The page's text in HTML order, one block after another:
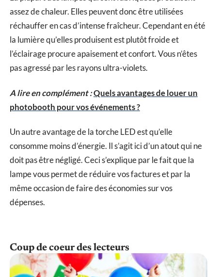
assez de chaleur. Elles peuvent donc être utilisées
réchauffer en cas d’intense fraîcheur. Cependant en été
la lumière qu’elles produisent est plutôt froide et
l’éclairage procure apaisement et confort. Vous n’êtes
pas agressé par les rayons ultra-violets.
A lire en complément :Quels avantages de louer un
photobooth pour vos événements ?
Un autre avantage de la torche LED est qu’elle
consomme moins d’énergie. Il s’agit ici d’un atout qui ne
doit pas être négligé. Ceci s’explique par le fait que la
lampe vous permet de réduire vos factures et par la
même occasion de faire des économies sur vos
dépenses.
Coup de coeur des lecteurs